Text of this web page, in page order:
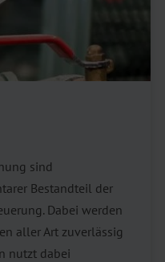
sind
Bestandteil der
Dabei werden
aller Art zuverlässig
nutzt dabei